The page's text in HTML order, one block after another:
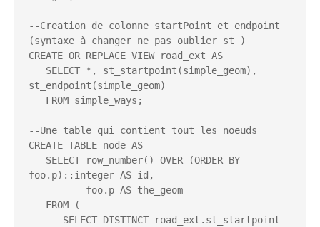
--Creation de colonne startPoint et endpoint
(syntaxe à changer ne pas oublier st_)
CREATE OR REPLACE VIEW road_ext AS
SELECT *, st_startpoint(simple_geom),
st_endpoint(simple_geom)
FROM simple_ways;
--Une table qui contient tout les noeuds
CREATE TABLE node AS
SELECT row_number() OVER (ORDER BY
foo.p)::integer AS id,
foo.p AS the_geom
FROM (
SELECT DISTINCT road_ext.st_startpoint